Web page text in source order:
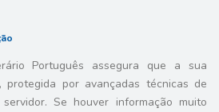
Português assegura que a sua
protegida por avançadas técnicas de
Se houver informação muito